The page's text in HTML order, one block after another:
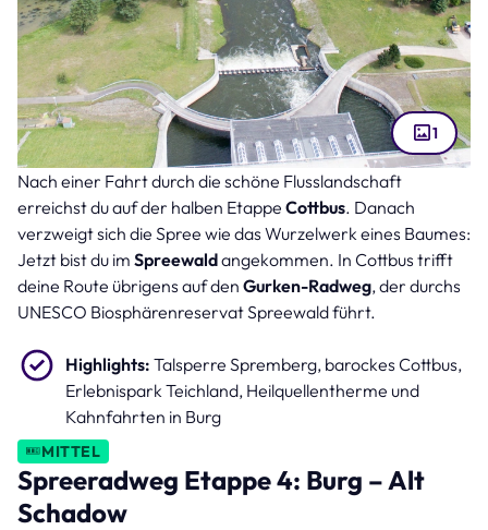
Talsperre Spremberg (Bild: fotoak80 – stock.adobe.com )
1
Nach einer Fahrt durch die schöne Flusslandschaft
erreichst du auf der halben Etappe Cottbus. Danach
verzweigt sich die Spree wie das Wurzelwerk eines Baumes:
Jetzt bist du im Spreewaldangekommen. In Cottbus trifft
deine Route übrigens auf den Gurken-Radweg, der durchs
UNESCO Biosphärenreservat Spreewald führt.
Highlights: Talsperre Spremberg, barockes Cottbus,
Erlebnispark Teichland, Heilquellentherme und
Kahnfahrten in Burg
MITTEL
Spreeradweg Etappe 4: Burg – Alt
Schadow